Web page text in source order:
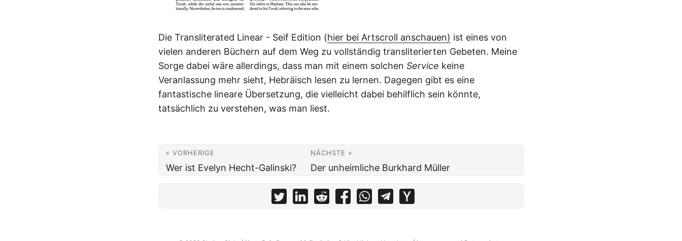
Die Transliterated Linear - Seif Edition (hier bei Artscroll anschauen) ist eines von
vielen anderen Büchern auf dem Weg zu vollständig transliterierten Gebeten. Meine
Sorge dabei wäre allerdings, dass man mit einem solchen Service keine
Veranlassung mehr sieht, Hebräisch lesen zu lernen. Dagegen gibt es eine
fantastische lineare Übersetzung, die vielleicht dabei behilflich sein könnte,
tatsächlich zu verstehen, was man liest.
« VORHERIGE
Wer ist Evelyn Hecht-Galinski?
NÄCHSTE »
Der unheimliche Burkhard Müller